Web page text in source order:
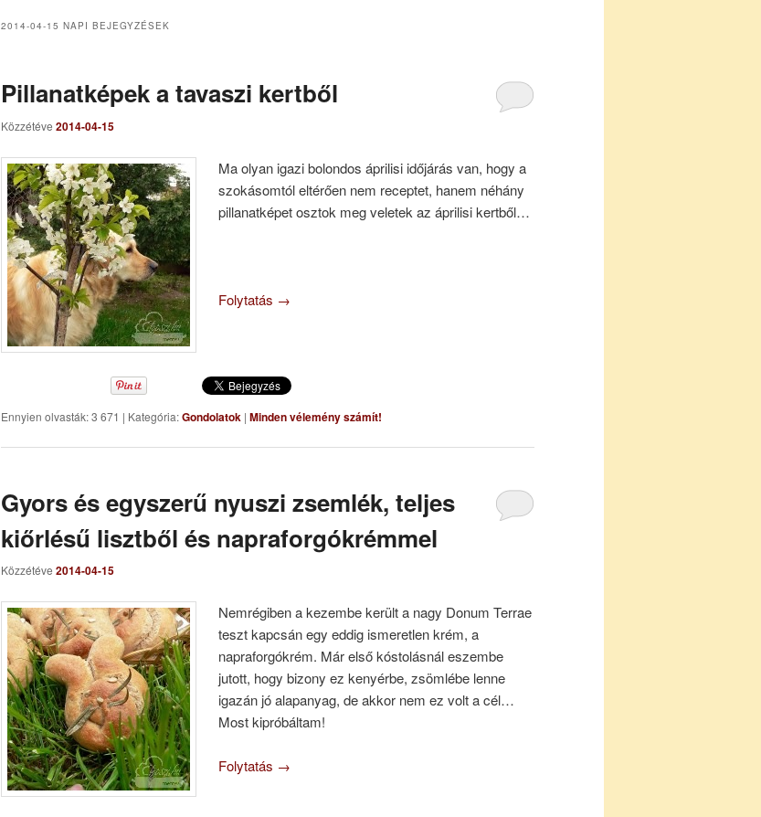
2014-04-15 NAPI BEJEGYZÉSEK
Pillanatképek a tavaszi kertből
Közzétéve 2014-04-15
Ma olyan igazi bolondos áprilisi időjárás van, hogy a
szokásomtól eltérően nem receptet, hanem néhány
pillanatképet osztok meg veletek az áprilisi kertből…
Folytatás →
Ennyien olvasták: 3 671 | Kategória:Gondolatok | Minden vélemény számít!
Gyors és egyszerű nyuszi zsemlék, teljes
kiőrlésű lisztből és napraforgókrémmel
Közzétéve 2014-04-15
Nemrégiben a kezembe került a nagy Donum Terrae
teszt kapcsán egy eddig ismeretlen krém, a
napraforgókrém. Már első kóstolásnál eszembe
jutott, hogy bizony ez kenyérbe, zsömlébe lenne
igazán jó alapanyag, de akkor nem ez volt a cél…
Most kipróbáltam!
Folytatás →